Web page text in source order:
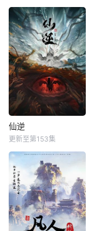
仙逆
更新至第153集